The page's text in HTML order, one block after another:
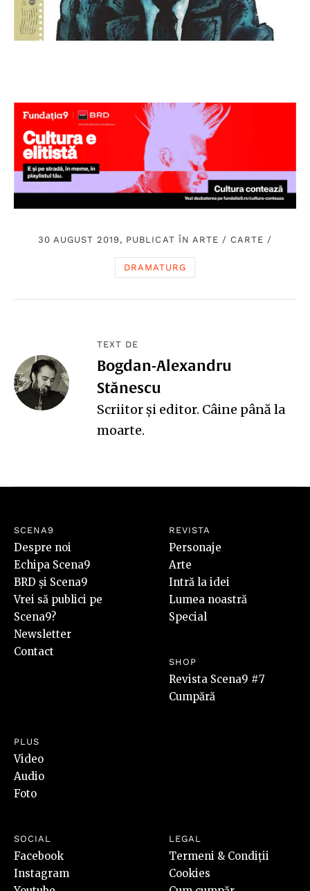
30 AUGUST 2019, PUBLICAT ÎN ARTE / CARTE /
DRAMATURG
TEXT DE
Bogdan-Alexandru
Stănescu
Scriitor și editor. Câine până la
moarte.
SCENA9
Despre noi
Echipa Scena9
BRD și Scena9
Vrei să publici pe
Scena9?
Newsletter
Contact
REVISTA
Personaje
Arte
Intră la idei
Lumea noastră
Special
SHOP
Revista Scena9 #7
Cumpără
PLUS
Video
Audio
Foto
SOCIAL
Facebook
Instagram
LEGAL
Termeni & Condiții
Cookies